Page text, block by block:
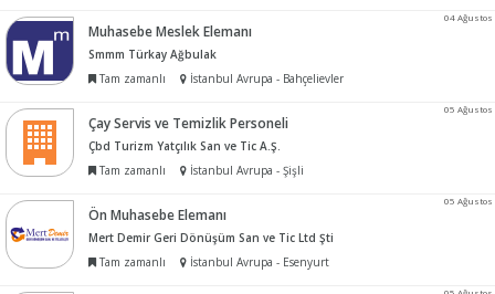
04 Ağustos
Muhasebe Meslek Elemanı
Smmm Türkay Ağbulak
Tam zamanlı
İstanbul Avrupa - Bahçelievler
05 Ağustos
Çay Servis ve Temizlik Personeli
Çbd Turizm Yatçılık San ve Tic A.Ş.
Tam zamanlı
İstanbul Avrupa - Şişli
05 Ağustos
Ön Muhasebe Elemanı
Mert Demir Geri Dönüşüm San ve Tic Ltd Şti
Tam zamanlı
İstanbul Avrupa - Esenyurt